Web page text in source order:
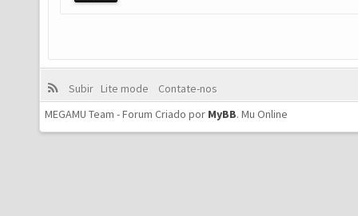
Subir Lite mode
Contate-nos
MEGAMU Team - Forum Criado por MyBB. Mu Online